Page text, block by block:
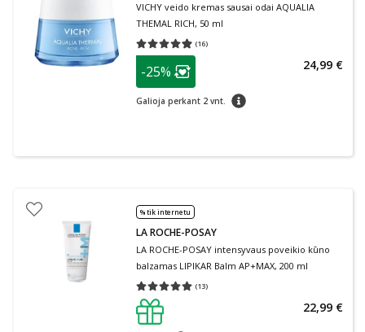
VICHY veido kremas sausai odai AQUALIA
THEMAL RICH, 50 ml
(16)
Vidutinis įvertinimas 4.88
patarimas
Lojalumo klubo narių nuolaida
-25%
Galioja perkant 2 vnt. patarimas
24,99 €
% tik internetu
LA ROCHE-POSAY
LA ROCHE-POSAY intensyvaus poveikio kūno
balzamas LIPIKAR Balm AP+MAX, 200 ml
(13)
Vidutinis įvertinimas 5.00
22,99 €